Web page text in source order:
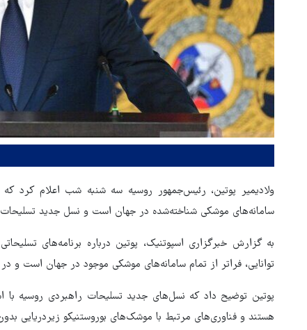
ولادیمیر پوتین، رئیس‌جمهور روسیه سه شنبه شب اعلام کرد
سامانه‌های موشکی شناخته‌شده در جهان است و نسل جدید تسلیحات
به گزارش خبرگزاری اسپوتنیک، پوتین درباره برنامه‌های
توانایی، فراتر از تمام سامانه‌های موشکی موجود در جهان است و
پوتین توضیح داد که نسل‌های جدید تسلیحات راهبردی روسیه با
هستند و فناوری‌های مرتبط با موشک‌های بوروستنیکو زیردریایی